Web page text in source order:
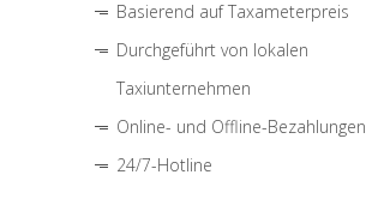
Basierend auf Taxameterpreis
Durchgeführt von lokalen
Taxiunternehmen
Online- und Offline-Bezahlungen
24/7-Hotline